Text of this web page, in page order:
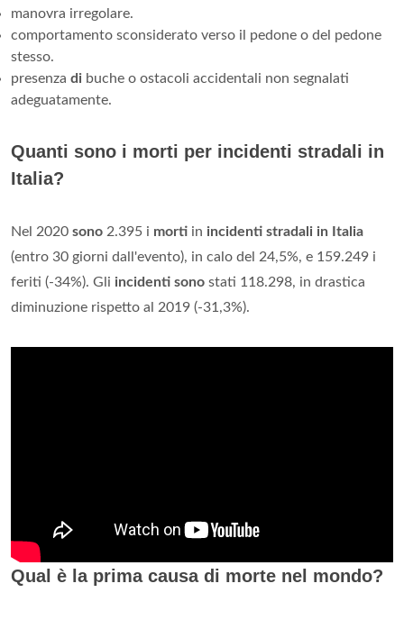
manovra irregolare.
comportamento sconsiderato verso il pedone o del pedone
stesso.
presenza di buche o ostacoli accidentali non segnalati
adeguatamente.
Quanti sono i morti per incidenti stradali in
Italia?
Nel 2020 sono 2.395 i morti in incidenti stradali in Italia
(entro 30 giorni dall'evento), in calo del 24,5%, e 159.249 i
feriti (-34%). Gli incidenti sono stati 118.298, in drastica
diminuzione rispetto al 2019 (-31,3%).
Qual è la prima causa di morte nel mondo?